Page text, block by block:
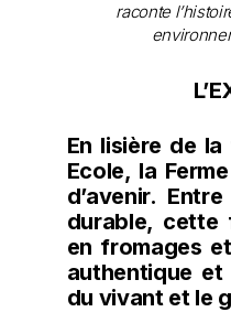
raconte
En lisière de
Ecole, la
d’avenir.
durable, cette
en fromages
authentique et
du vivant et le